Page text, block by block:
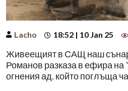
Lacho 18:52 | 10 Jan 25
Живеещият в САЩ наш
Романов разказа в ефира на
огнения ад, който поглъща